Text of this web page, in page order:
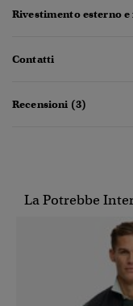
Rivestimento esterno
Contatti
Recensioni (3)
La Potrebbe